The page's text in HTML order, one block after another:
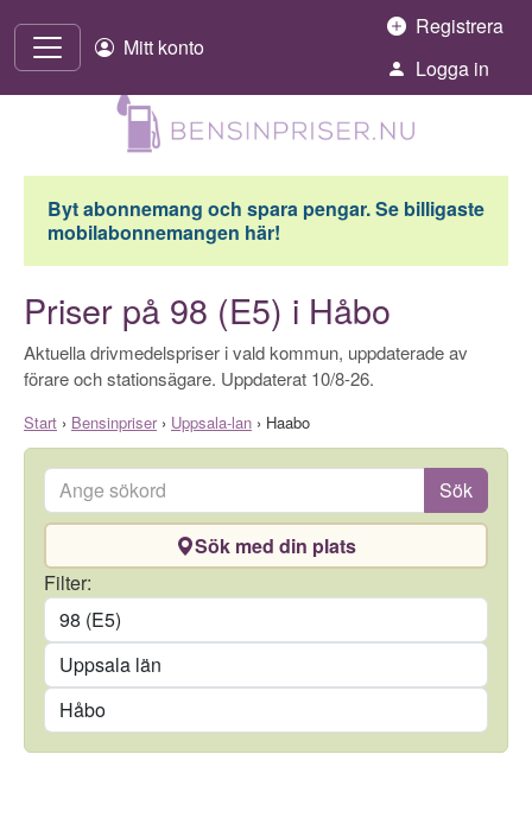
Mitt konto
Registrera
Logga in
Byt abonnemang och spara pengar. Se billigaste
mobilabonnemangen här!
Priser på 98 (E5) i Håbo
Aktuella drivmedelspriser i vald kommun, uppdaterade av
förare och stationsägare. Uppdaterat 10/8-26.
Start › Bensinpriser› Uppsala-lan › Haabo
Ange sökord Sök
Sök med din plats
Filter:
Län
Kommun